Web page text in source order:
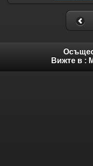
Вижте в :